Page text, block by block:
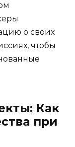
о своих
чтобы
Как
при